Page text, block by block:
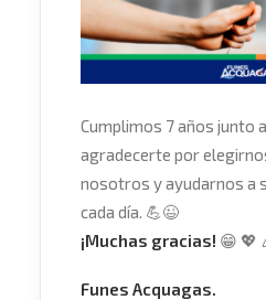
Cumplimos 7 años junto
agradecerte por
nosotros y ayudarnos a
cada día. 💪😉
¡Muchas gracias! 😁 💖
Funes Acquagas.